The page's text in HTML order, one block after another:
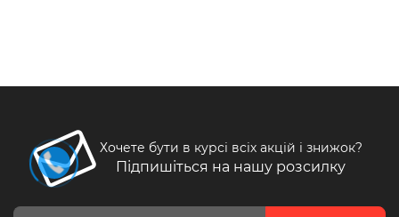
Хочете бути в курсі всіх акцій і знижок?
Підпишіться на нашу розсилку